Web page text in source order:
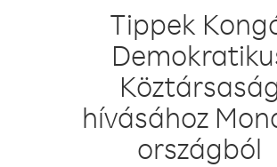
Tippek
Köztársaság
hívásához
országból